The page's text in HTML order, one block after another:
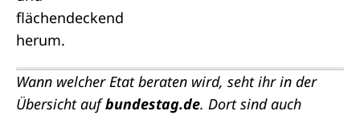
Wann welcher Etat beraten wird, seht ihr in der
Übersicht aufbundestag.de. Dort sind auch